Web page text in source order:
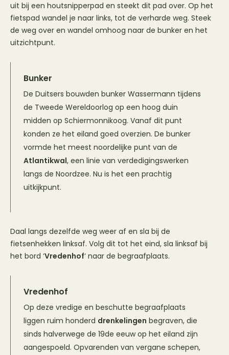
uit bij een houtsnipperpad en steekt dit pad over. Op het
fietspad wandel je naar links, tot de verharde weg. Steek
de weg over en wandel omhoog naar de bunker en het
uitzichtpunt.
Bunker
De Duitsers bouwden bunker Wassermann tijdens
de Tweede Wereldoorlog op een hoog duin
midden op Schiermonnikoog. Vanaf dit punt
konden ze het eiland goed overzien. De bunker
vormde het meest noordelijke punt van de
Atlantikwal, een linie van verdedigingswerken
langs de Noordzee. Nu is het een prachtig
uitkijkpunt.
Daal langs dezelfde weg weer af en sla bij de
fietsenhekken linksaf. Volg dit tot het eind, sla linksaf bij
het bord ‘Vredenhof‘ naar de begraafplaats.
Vredenhof
Op deze vredige en beschutte begraafplaats
liggen ruim honderd drenkelingen begraven, die
sinds halverwege de 19de eeuw op het eiland zijn
aangespoeld. Opvarenden van vergane schepen,